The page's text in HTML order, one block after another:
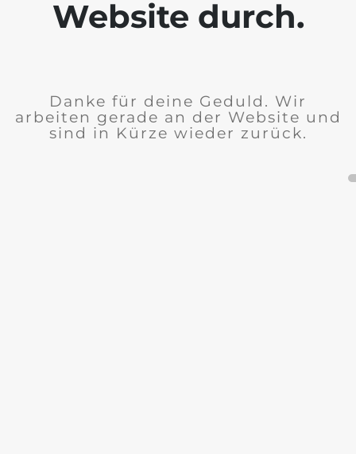
Website durch.
Danke für deine Geduld. Wir
arbeiten gerade an der Website und
sind in Kürze wieder zurück.